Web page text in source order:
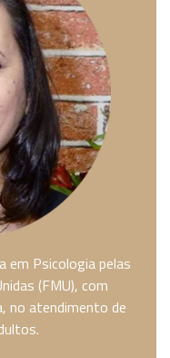
em Psicologia pelas
(FMU), com
no atendimento de